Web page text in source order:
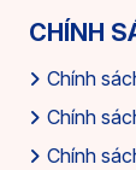
CHÍNH
Chính
Chính
Chính